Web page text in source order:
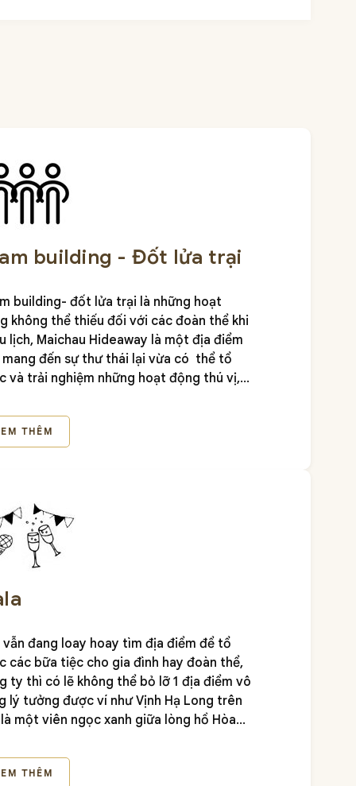
building - Đốt lửa trại
building- đốt lửa trại là những hoạt
không thể thiếu đối với các đoàn thể khi
lịch, Maichau Hideaway là một địa điểm
đến sự thư thái lại vừa có thể tổ
và trải nghiệm những hoạt động thú vị,
viên.
THÊM
vẫn đang loay hoay tìm địa điểm để tổ
các bữa tiệc cho gia đình hay đoàn thể,
ty thì có lẽ không thể bỏ lỡ 1 địa điểm vô
lý tưởng được ví như Vịnh Hạ Long trên
một viên ngọc xanh giữa lòng hồ Hòa
Hideaway các thực khách sẽ vừa có
kết hợp tổ chức các buổi tiệc theo phong
THÊM